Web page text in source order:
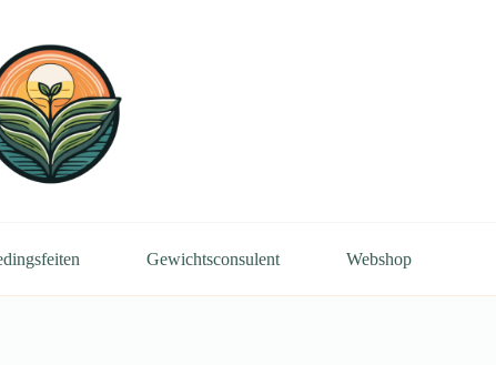
Gewichtsconsulent Webshop